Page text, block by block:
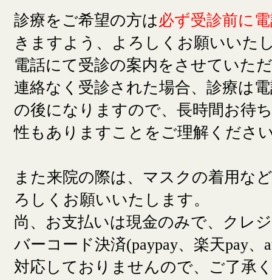
診療をご希望の方は必ず受診前に
きますよう、よろしくお願いいた
電話にて受診の案内をさせていた
連絡なく受診された場合、診療は
の後になりますので、長時間お待
性もありますことをご理解くださ
また来院の際は、マスクの着用な
ろしくお願いいたします。
尚、お支払いは現金のみで、クレ
バーコード決済(paypay、楽天pay、
対応しておりませんので、ご了承